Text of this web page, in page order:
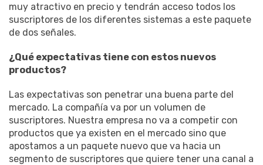
muy atractivo en precio y tendrán acceso todos los
suscriptores de los diferentes sistemas a este paquete
de dos señales.
¿Qué expectativas tiene con estos nuevos
productos?
Las expectativas son penetrar una buena parte del
mercado. La compañía va por un volumen de
suscriptores. Nuestra empresa no va a competir con
productos que ya existen en el mercado sino que
apostamos a un paquete nuevo que va hacia un
segmento de suscriptores que quiere tener una canal a